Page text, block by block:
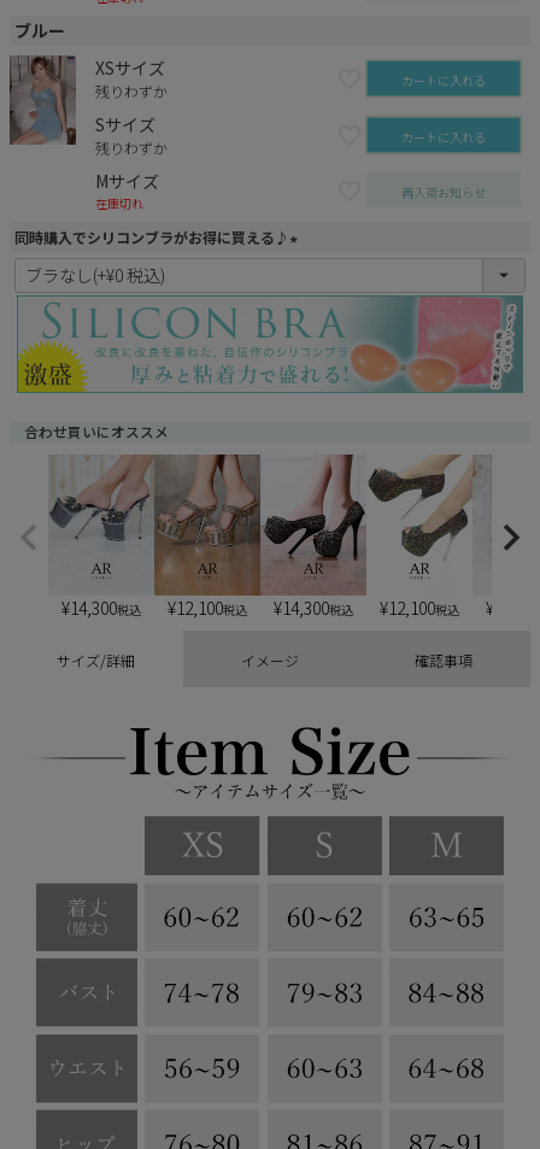
ブルー
XSサイズ
残りわずか カートに入れる
Sサイズ
残りわずか カートに入れる
Mサイズ
在庫切れ
再入荷お知らせ
同時購入でシリコンブラがお得に買える♪
(
須
)
合わせ買いにオススメ
¥14,300税込 ¥12,100税込 ¥14,300税込 ¥12,100税込 ¥
サイズ/詳細 イメージ 確認事項